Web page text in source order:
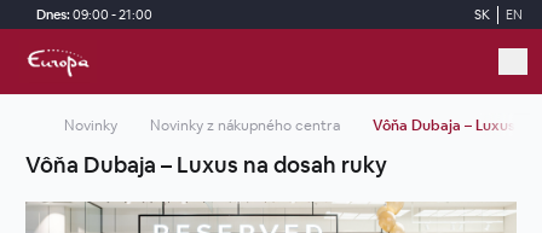
Skip to main content
Dnes: 09:00 - 21:00 SK EN
Novinky Novinky z nákupného centra Vôňa Dubaja – Luxus
Vôňa Dubaja – Luxus na dosah ruky